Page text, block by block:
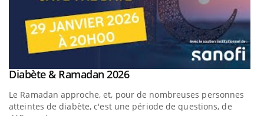
Youtube
Diabète & Ramadan 2026Youtube
Le Ramadan approche, et, pour de nombreuses personnes
atteintes de diabète, c'est une période de questions, de